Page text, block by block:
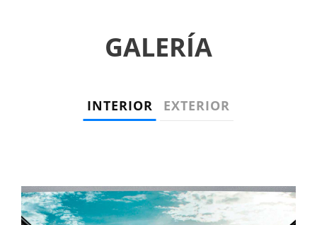
GALERÍA
INTERIOR EXTERIOR